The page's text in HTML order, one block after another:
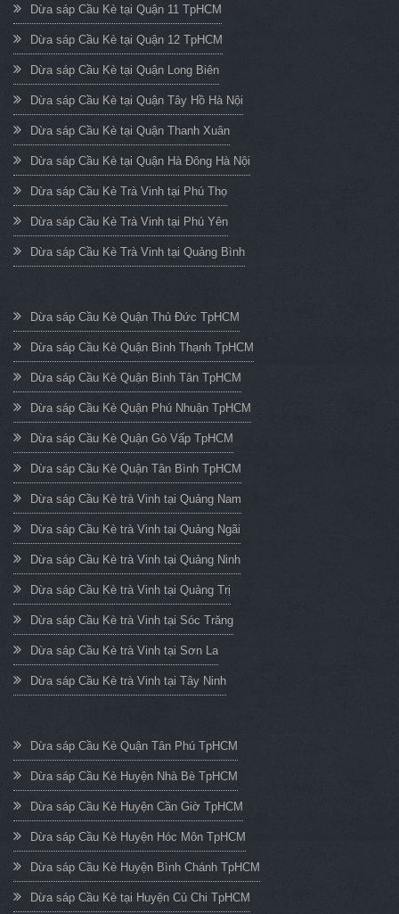
Dừa sáp Cầu Kè tại Quận 11 TpHCM
Dừa sáp Cầu Kè tại Quận 12 TpHCM
Dừa sáp Cầu Kè tại Quận Long Biên
Dừa sáp Cầu Kè tại Quận Tây Hồ Hà Nội
Dừa sáp Cầu Kè tại Quận Thanh Xuân
Dừa sáp Cầu Kè tại Quận Hà Đông Hà Nội
Dừa sáp Cầu Kè Trà Vinh tại Phú Thọ
Dừa sáp Cầu Kè Trà Vinh tại Phú Yên
Dừa sáp Cầu Kè Trà Vinh tại Quảng Bình
Dừa sáp Cầu Kè Quận Thủ Đức TpHCM
Dừa sáp Cầu Kè Quận Bình Thạnh TpHCM
Dừa sáp Cầu Kè Quận Bình Tân TpHCM
Dừa sáp Cầu Kè Quận Phú Nhuận TpHCM
Dừa sáp Cầu Kè Quận Gò Vấp TpHCM
Dừa sáp Cầu Kè Quận Tân Bình TpHCM
Dừa sáp Cầu Kè trà Vinh tại Quảng Nam
Dừa sáp Cầu Kè trà Vinh tại Quảng Ngãi
Dừa sáp Cầu Kè trà Vinh tại Quảng Ninh
Dừa sáp Cầu Kè trà Vinh tại Quảng Trị
Dừa sáp Cầu Kè trà Vinh tại Sóc Trăng
Dừa sáp Cầu Kè trà Vinh tại Sơn La
Dừa sáp Cầu Kè trà Vinh tại Tây Ninh
Dừa sáp Cầu Kè Quận Tân Phú TpHCM
Dừa sáp Cầu Kè Huyện Nhà Bè TpHCM
Dừa sáp Cầu Kè Huyện Cần Giờ TpHCM
Dừa sáp Cầu Kè Huyện Hóc Môn TpHCM
Dừa sáp Cầu Kè Huyện Bình Chánh TpHCM
Dừa sáp Cầu Kè tại Huyện Củ Chi TpHCM